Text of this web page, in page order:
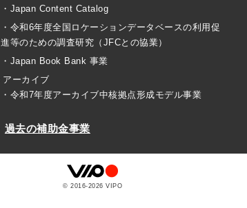
・Japan Content Catalog
・令和6年度全国ロケーションデータベースの利用促
進等のための調査研究（JFCとの協業）
・Japan Book Bank 事業
アーカイブ
・令和7年度アーカイブ中核拠点形成モデル事業
過去の補助金事業
© 2016-2026 VIPO